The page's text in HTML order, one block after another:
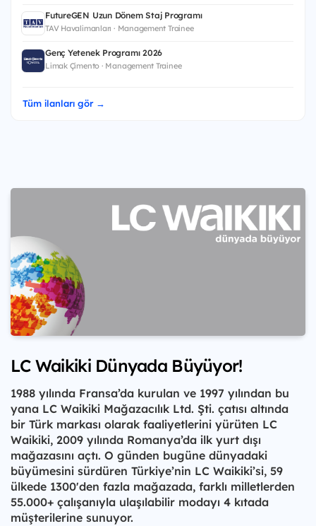
FutureGEN Uzun Dönem Staj Programı
TAV Havalimanları · Management Trainee
Genç Yetenek Programı 2026
Limak Çimento · Management Trainee
Tüm ilanları gör →
LC Waikiki Dünyada Büyüyor!
1988 yılında Fransa’da kurulan ve 1997 yılından bu
yana LC Waikiki Mağazacılık Ltd. Şti. çatısı altında
bir Türk markası olarak faaliyetlerini yürüten LC
Waikiki, 2009 yılında Romanya’da ilk yurt dışı
mağazasını açtı. O günden bugüne dünyadaki
büyümesini sürdüren Türkiye’nin LC Waikiki’si, 59
ülkede 1300'den fazla mağazada, farklı milletlerden
55.000+ çalışanıyla ulaşılabilir modayı 4 kıtada
müşterilerine sunuyor.